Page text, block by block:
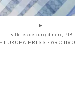
Billetes de euro, dinero, PIB
- EUROPA PRESS - ARCHIVO